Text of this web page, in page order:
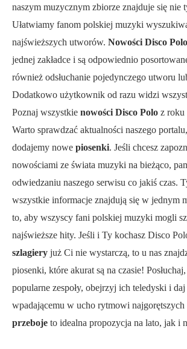
naszym muzycznym zbiorze znajduje się nie
Ułatwiamy fanom polskiej muzyki
najświeższych utworów. Nowości Disco Polo
jednej zakładce i są odpowiednio
również odsłuchanie pojedynczego utworu
Dodatkowo użytkownik od razu widzi
Poznaj wszystkie nowości Disco Polo z roku
Warto sprawdzać aktualności naszego
dodajemy nowe piosenki. Jeśli chcesz
nowościami ze świata muzyki na bieżąco,
odwiedzaniu naszego serwisu co jakiś czas.
wszystkie informacje znajdują się w jednym
to, aby wszyscy fani polskiej muzyki mogli
najświeższe hity. Jeśli i Ty kochasz Disco
szlagiery już Ci nie wystarczą, to u nas
piosenki, które akurat są na czasie!
popularne zespoły, obejrzyj ich teledyski i daj
wpadającemu w ucho rytmowi najgorętszych
przeboje to idealna propozycja na lato, jak i